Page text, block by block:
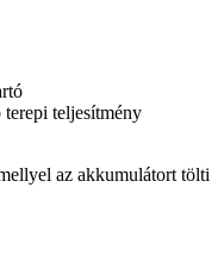
terepi teljesítmény
az akkumulátort tölti